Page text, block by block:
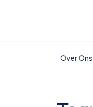
Over Ons